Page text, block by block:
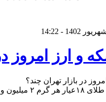
و ارز امروز
و ۲۰۰ هزار تومان است.